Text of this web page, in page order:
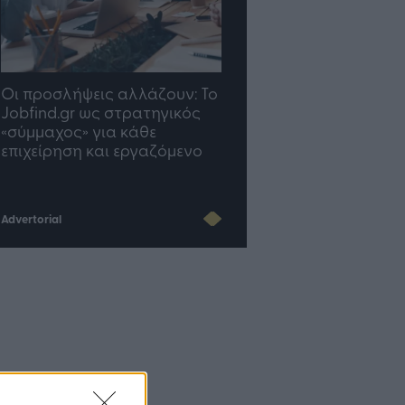
TP Greece: Πώς
διαμορφώνεται το μέλλον
του Insurance στην εποχή
του AI
Advertorial